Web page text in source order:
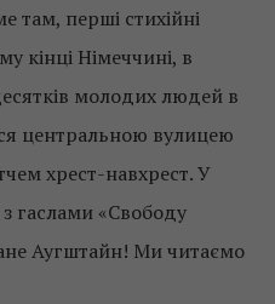
там, перші стихійні
кінці Німеччині, в
молодих людей в
центральною вулицею
хрест-навхрест. У
гаслами «Свободу
Аугштайн! Ми читаємо